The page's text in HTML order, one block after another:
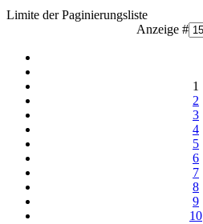
Limite der Paginierungsliste
Anzeige #
1
2
3
4
5
6
7
8
9
10